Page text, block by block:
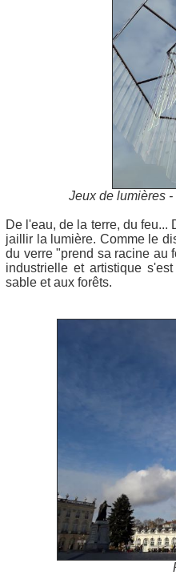
Jeux de lumières
De l'eau, de la terre, du feu...
jaillir la lumière. Comme le
du verre "prend sa racine au
industrielle et artistique
sable et aux forêts.